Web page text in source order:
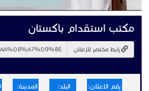
مكتب استقدام باكستان
رابط مختصر للإعلان
رقم الاعلان:
البلد:
المدينة: